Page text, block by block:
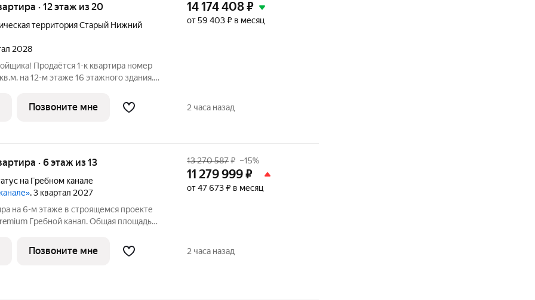
· 12 этаж из 20
территория Старый Нижний
2028
Продаётся 1-к квартира номер
на 12-м этаже 16 этажного здания.
- Окно в ванной - натуральное
14 174 408₽
от 59 403 ₽ в месяц
Позвоните мне 2 часа назад
· 6 этаж из 13
на Гребном канале
, 3 квартал 2027
на 6-м этаже в строящемся проекте
Гребной канал. Общая площадь
зону. Номер квартиры - 500.
13 270 587₽ –15%
11 279 999₽
от 47 673 ₽ в месяц
Позвоните мне 2 часа назад